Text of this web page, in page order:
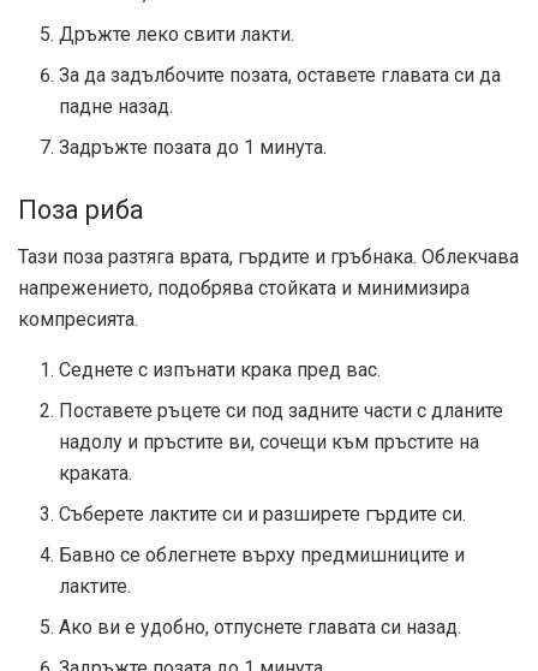
Дръжте леко свити лакти.
За да задълбочите позата, оставете главата си да
падне назад.
Задръжте позата до 1 минута.
Поза риба
Тази поза разтяга врата, гърдите и гръбнака. Облекчава
напрежението, подобрява стойката и минимизира
компресията.
Седнете с изпънати крака пред вас.
Поставете ръцете си под задните части с дланите
надолу и пръстите ви, сочещи към пръстите на
краката.
Съберете лактите си и разширете гърдите си.
Бавно се облегнете върху предмишниците и
лактите.
Ако ви е удобно, отпуснете главата си назад.